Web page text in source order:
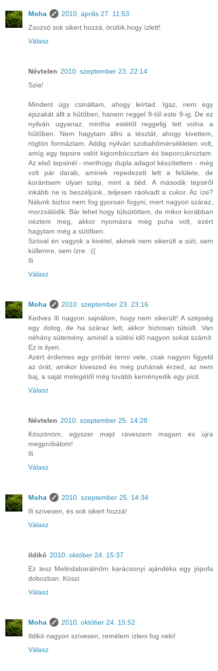
Moha
2010. április 27. 11:53
Zsozsó sok sikert hozzá, örülök,hogy ízlett!
Válasz
Névtelen 2010. szeptember 23. 22:14
Szia!
Mindent úgy csináltam, ahogy leírtad. Igaz, nem egy
éjszakát állt a hűtőben, hanem reggel 9-től este 9-ig. De ez
nyilván ugyanaz, mintha estétől reggelig lett volna a
hűtőben. Nem hagytam állni a tésztát, ahogy kivettem,
rögtön formáztam. Addig nyilván szobahőmérsékleten volt,
amíg egy tepsire valót kigombócoztam és beporcukroztam.
Az első tepsinél - merthogy dupla adagot készítettem - még
volt pár darab, aminek repedezett lett a felülete, de
korántsem olyan szép, mint a tiéd. A második tepsiről
inkább ne is beszéljünk...teljesen ráolvadt a cukor. Az íze?
Nálunk biztos nem fog gyorsan fogyni, mert nagyon száraz,
morzsálódik. Bár lehet hogy túlsütöttem, de mikor korábban
néztem meg, akkor nyomásra még puha volt, ezért
hagytam még a sütőben.
Szóval én vagyok a kivétel, akinek nem sikerült a süti, sem
küllemre, sem ízre. :((
Ili
Válasz
Moha
2010. szeptember 23. 23:16
Kedves Ili nagyon sajnálom, hogy nem sikerült! A szépség
egy dolog, de ha száraz lett, akkor biztosan túlsült. Van
néhány sütemény, aminél a sütési idő nagyon sokat számít.
Ez is ilyen.
Azért érdemes egy próbát tenni vele, csak nagyon figyeld
az órát, amikor kiveszed és még puhának érzed, az nem
baj, a saját melegétől még tovább keményedik egy picit.
Válasz
Névtelen 2010. szeptember 25. 14:28
Köszönöm, egyszer majd ráveszem magam és újra
megpróbálom!
Ili
Válasz
Moha
2010. szeptember 25. 14:34
Ili szívesen, és sok sikert hozzá!
Válasz
ildikó 2010. október 24. 15:37
Ez lesz Melindabarátnőm karácsonyi ajándéka egy jópofa
dobozban. Köszi
Válasz
Moha
2010. október 24. 15:52
Ildikó nagyon szívesen, remélem ízleni fog neki!
Válasz